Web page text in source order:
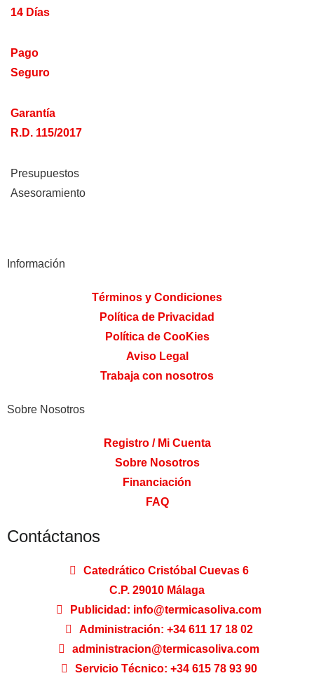
14 Días
Pago
Seguro
Garantía
R.D. 115/2017
Presupuestos
Asesoramiento
Información
Términos y Condiciones
Política de Privacidad
Política de CooKies
Aviso Legal
Trabaja con nosotros
Sobre Nosotros
Registro / Mi Cuenta
Sobre Nosotros
Financiación
FAQ
Contáctanos
Catedrático Cristóbal Cuevas 6
C.P. 29010 Málaga
Publicidad: info@termicasoliva.com
Administración: +34 611 17 18 02
administracion@termicasoliva.com
Servicio Técnico: +34 615 78 93 90